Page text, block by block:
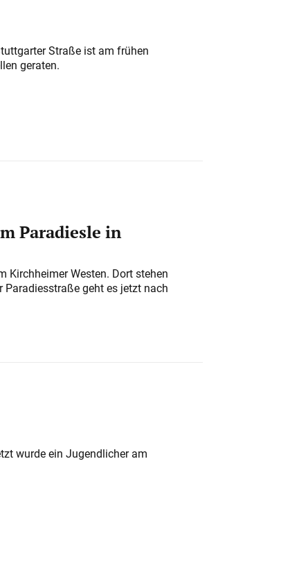
Straße ist am frühen
geraten.
Paradiesle in
Kirchheimer Westen. Dort stehen
Paradiesstraße geht es jetzt nach
wurde ein Jugendlicher am